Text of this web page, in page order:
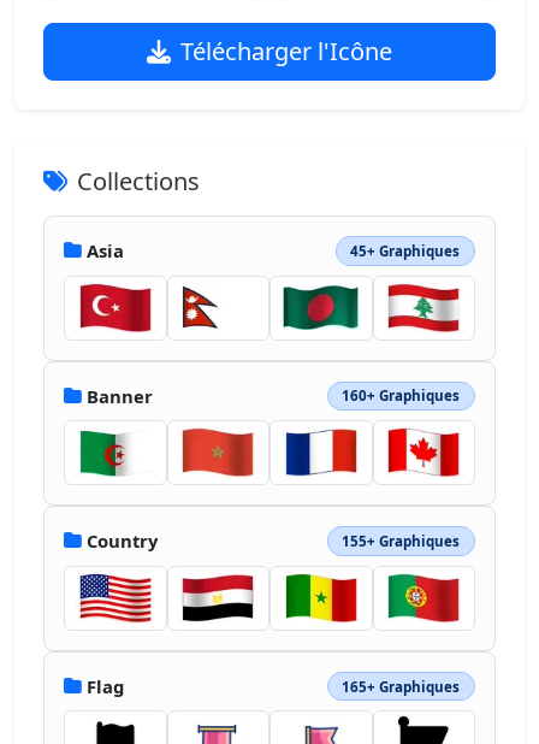
Télécharger l'Icône
Collections
Asia 45+ Graphiques
Banner 160+ Graphiques
Country 155+ Graphiques
Flag 165+ Graphiques